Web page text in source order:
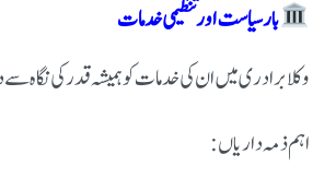
بار سیاست اور تنظیمی خدمات
وکلا برادری میں ان کی خدمات کو ہمیشہ قدر کی نگاہ سے
اہم ذمہ داریاں: